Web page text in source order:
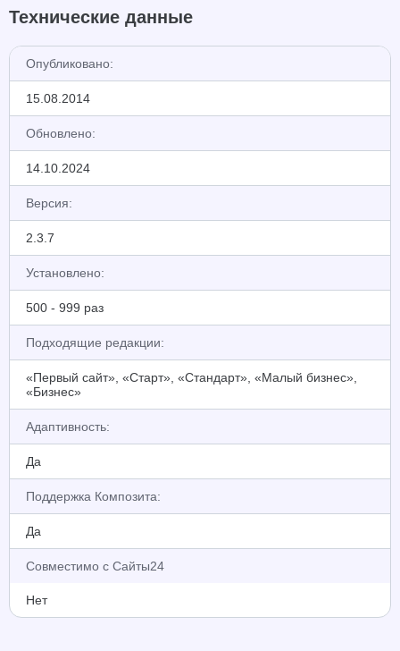
Технические данные
Опубликовано:
15.08.2014
Обновлено:
14.10.2024
Версия:
2.3.7
Установлено:
500 - 999 раз
Подходящие редакции:
«Первый сайт», «Старт», «Стандарт», «Малый бизнес»,
«Бизнес»
Адаптивность:
Да
Поддержка Композита:
Да
Совместимо с Сайты24
Нет